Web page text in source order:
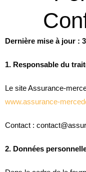
Dernière mise à jour :
1. Responsable du
Le site Assurance-
www.assurance-
Contact :
2. Données